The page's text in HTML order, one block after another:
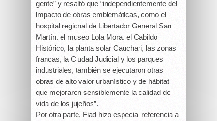
gente” y resaltó que “independientemente del
impacto de obras emblemáticas, como el
hospital regional de Libertador General San
Martín, el museo Lola Mora, el Cabildo
Histórico, la planta solar Cauchari, las zonas
francas, la Ciudad Judicial y los parques
industriales, también se ejecutaron otras
obras de alto valor urbanístico y de hábitat
que mejoraron sensiblemente la calidad de
vida de los jujeños”.
Por otra parte, Fiad hizo especial referencia a